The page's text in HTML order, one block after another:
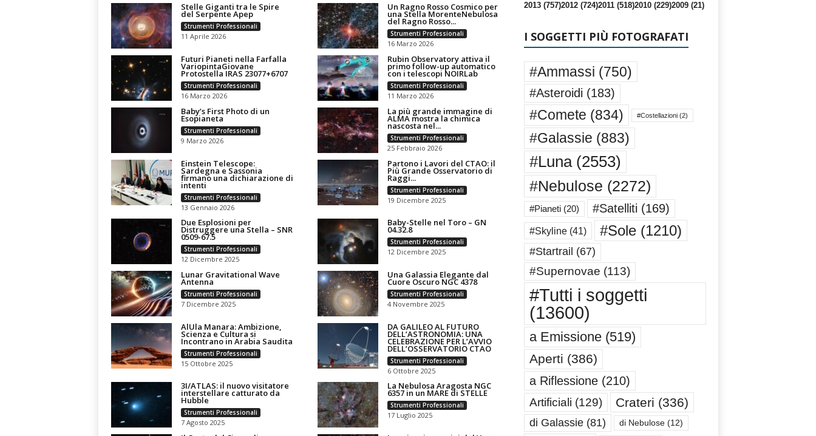
Stelle Giganti tra le Spire
del Serpente Apep
Strumenti Professionali
11 Aprile 2026
Un Ragno Rosso Cosmico per
una Stella MorenteNebulosa
del Ragno Rosso...
Strumenti Professionali
16 Marzo 2026
Futuri Pianeti nella Farfalla
VariopintaGiovane
Protostella IRAS 23077+6707
Strumenti Professionali
16 Marzo 2026
Rubin Observatory attiva il
primo follow-up automatico
con i telescopi NOIRLab
Strumenti Professionali
11 Marzo 2026
Baby’s First Photo di un
Esopianeta
Strumenti Professionali
9 Marzo 2026
La più grande immagine di
ALMA mostra la chimica
nascosta nel...
Strumenti Professionali
25 Febbraio 2026
Einstein Telescope:
Sardegna e Sassonia
firmano una dichiarazione di
intenti
Strumenti Professionali
13 Gennaio 2026
Partono i Lavori del CTAO: il
Più Grande Osservatorio di
Raggi...
Strumenti Professionali
19 Dicembre 2025
Due Esplosioni per
Distruggere una Stella – SNR
0509-67.5
Strumenti Professionali
12 Dicembre 2025
Baby-Stelle nel Toro – GN
04.32.8
Strumenti Professionali
12 Dicembre 2025
Lunar Gravitational Wave
Antenna
Strumenti Professionali
7 Dicembre 2025
Una Galassia Elegante dal
Cuore Oscuro NGC 4378
Strumenti Professionali
4 Novembre 2025
AlUla Manara: Ambizione,
Scienza e Cultura si
Incontrano in Arabia Saudita
Strumenti Professionali
15 Ottobre 2025
DA GALILEO AL FUTURO
DELL’ASTRONOMIA: UNA
CELEBRAZIONE PER L’AVVIO
DELL’OSSERVATORIO CTAO
Strumenti Professionali
6 Ottobre 2025
3I/ATLAS: il nuovo visitatore
interstellare catturato da
Hubble
Strumenti Professionali
7 Agosto 2025
La Nebulosa Aragosta NGC
6357 in un MARE di STELLE
Strumenti Professionali
17 Luglio 2025
2013 (757)2012 (724)2011 (518)2010 (229)2009 (21)
I SOGGETTI PIÙ FOTOGRAFATI
#Ammassi (750)
#Asteroidi (183)
#Comete (834) #Costellazioni(2)
#Galassie (883)
#Luna(2553)
#Nebulose (2272)
#Pianeti(20) #Satelliti (169)
#Skyline(41) #Sole(1210)
#Startrail (67)
#Supernovae (113)
#Tutti i soggetti
(13600)
a Emissione(519)
Aperti (386)
a Riflessione(210)
Artificiali (129) Crateri (336)
di Galassie(81) di Nebulose(12)